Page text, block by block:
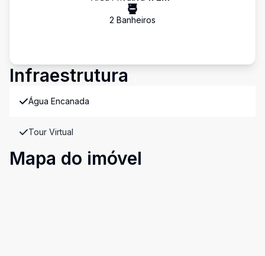
2 Banheiros
Infraestrutura
Água Encanada
Tour Virtual
Mapa do imóvel